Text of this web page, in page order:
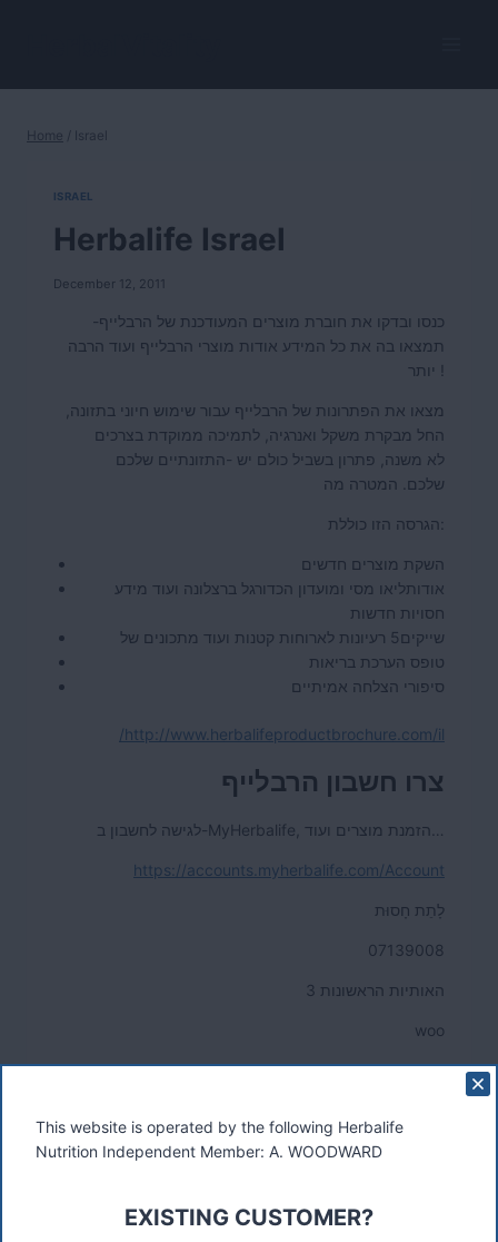
Home / Israel
ISRAEL
Herbalife Israel
December 12, 2011
כנסו ובדקו את חוברת מוצרים המעודכנת של הרבלייף-
תמצאו בה את כל המידע אודות מוצרי הרבלייף ועוד הרבה
יותר !
מצאו את הפתרונות של הרבלייף עבור שימוש חיוני בתזונה,
החל מבקרת משקל ואנרגיה, לתמיכה ממוקדת בצרכים
התזונתיים שלכם- יש פתרון בשביל כולם לא משנה
מה המטרה שלכם.
הגרסה הזו כוללת:
השקת מוצרים חדשים
ליאו מסי ומועדון הכדורגל ברצלונה ועוד מידעאודות
חסויות חדשות
5 רעיונות לארוחות קטנות ועוד מתכונים שלשייקים
טופס הערכת בריאות
סיפורי הצלחה אמיתיים
http://www.herbalifeproductbrochure.com/il/
צרו חשבון הרבלייף
https://accounts.myherbalife.com/Account
לָתֵת חָסוּת
07139008
3 האותיות הראשונות
woo
This website is operated by the following Herbalife
Nutrition Independent Member: A. WOODWARD
EXISTING CUSTOMER?